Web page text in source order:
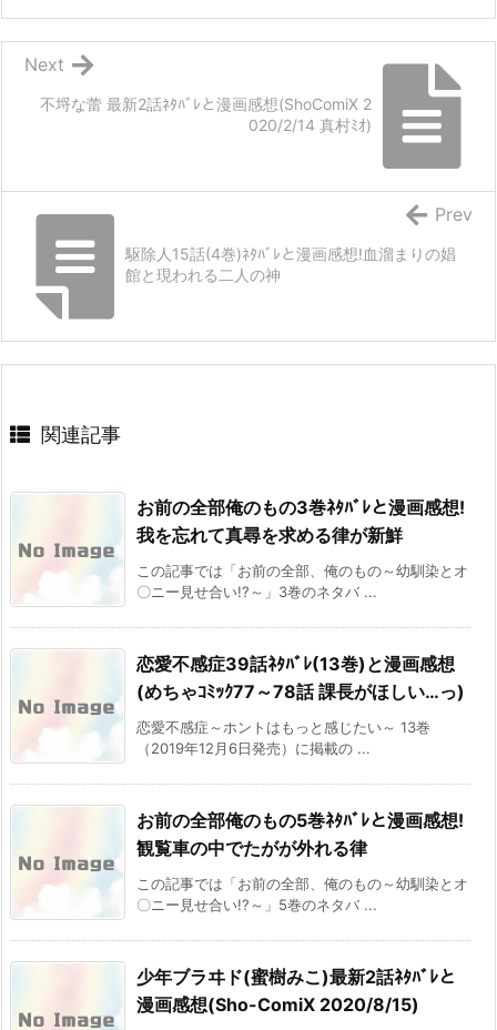
不埒な蕾 最新2話ﾈﾀﾊﾞﾚと漫画感想(ShoComiX 2
020/2/14 真村ﾐｵ)
Next
駆除人15話(4巻)ﾈﾀﾊﾞﾚと漫画感想!血溜まりの娼
館と現われる二人の神
Prev
関連記事
お前の全部俺のもの3巻ﾈﾀﾊﾞﾚと漫画感想!
我を忘れて真尋を求める律が新鮮
この記事では「お前の全部、俺のもの～幼馴染とオ
〇ニー見せ合い!?～」3巻のネタバ ...
恋愛不感症39話ﾈﾀﾊﾞﾚ(13巻)と漫画感想
(めちゃｺﾐｯｸ77～78話 課長がほしい…っ)
恋愛不感症～ホントはもっと感じたい～ 13巻
（2019年12月6日発売）に掲載の ...
お前の全部俺のもの5巻ﾈﾀﾊﾞﾚと漫画感想!
観覧車の中でたがが外れる律
この記事では「お前の全部、俺のもの～幼馴染とオ
〇ニー見せ合い!?～」5巻のネタバ ...
少年ブラヰド(蜜樹みこ)最新2話ﾈﾀﾊﾞﾚと
漫画感想(Sho-ComiX 2020/8/15)